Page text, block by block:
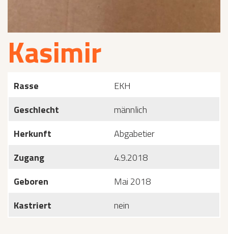
Kasimir
Rasse
EKH
Geschlecht
männlich
Herkunft
Abgabetier
Zugang
4.9.2018
Geboren
Mai 2018
Kastriert
nein